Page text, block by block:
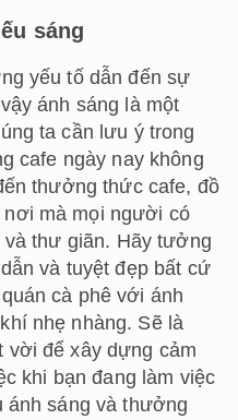
sáng
yếu tố dẫn đến sự
ánh sáng là một
ta cần lưu ý trong
cafe ngày nay không
thưởng thức cafe, đồ
mà mọi người có
thư giãn. Hãy tưởng
và tuyệt đẹp bất cứ
cà phê với ánh
nhẹ nhàng. Sẽ là
vời để xây dựng cảm
khi bạn đang làm việc
ánh sáng và thưởng